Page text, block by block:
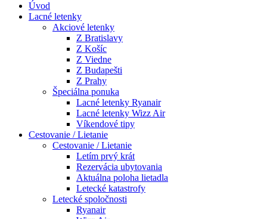
Úvod
Lacné letenky
Akciové letenky
Z Bratislavy
Z Košíc
Z Viedne
Z Budapešti
Z Prahy
Špeciálna ponuka
Lacné letenky Ryanair
Lacné letenky Wizz Air
Víkendové tipy
Cestovanie / Lietanie
Cestovanie / Lietanie
Letím prvý krát
Rezervácia ubytovania
Aktuálna poloha lietadla
Letecké katastrofy
Letecké spoločnosti
Ryanair